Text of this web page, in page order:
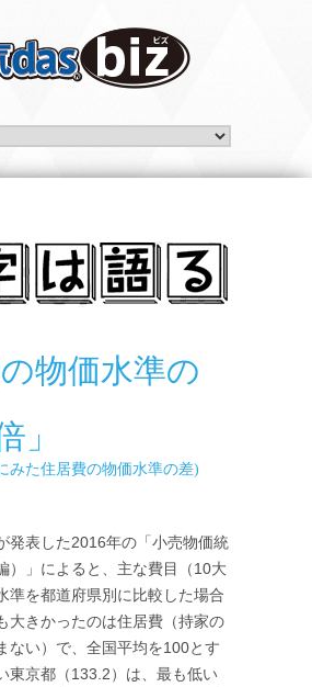
物価水準の
」
みた住居費の物価水準の差)
発表した2016年の「小売物価統
）」によると、主な費目（10大
準を都道府県別に比較した場合
大きかったのは住居費（持家の
ない）で、全国平均を100とす
東京都（133.2）は、最も低い